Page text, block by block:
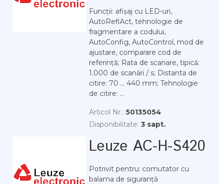
Funcții: afișaj cu LED-uri,
AutoReflAct, tehnologie de
fragmentare a codului,
AutoConfig, AutoControl, mod de
ajustare, comparare cod de
referință; Rata de scanare, tipică:
1.000 de scanări / s; Distanta de
citire: 70 ... 440 mm; Tehnologie
de citire: ...
Articol Nr.: 50135054
Disponibilitate: 3 sapt.
Leuze AC-H-S420
Potrivit pentru: comutator cu
balama de siguranță